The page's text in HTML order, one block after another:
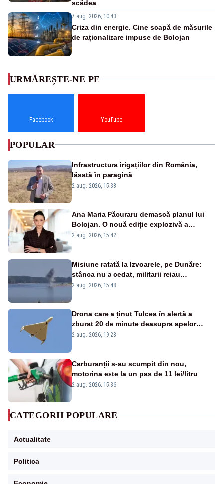
scădea
7 aug. 2026, 10:43
Criza din energie. Cine scapă de măsurile
de raționalizare impuse de Bolojan
URMĂREȘTE-NE PE
Facebook YouTube
POPULAR
Infrastructura irigațiilor din România,
lăsată în paragină
2 aug. 2026, 15:38
Ana Maria Păcuraru demască planul lui
Bolojan. O nouă ediție explozivă a
emisiunii „Miza Zilei” la Realitatea PLUS
2 aug. 2026, 15:42
Misiune ratată la Izvoarele, pe Dunăre:
stânca nu a cedat, militarii reiau
detonările luni – VIDEO
2 aug. 2026, 15:48
Drona care a ținut Tulcea în alertă a
zburat 20 de minute deasupra apelor
României. Au fost ridicate două F-16
2 aug. 2026, 19:28
Carburanții s-au scumpit din nou,
motorina este la un pas de 11 lei/litru
2 aug. 2026, 15:36
CATEGORII POPULARE
Actualitate
Politica